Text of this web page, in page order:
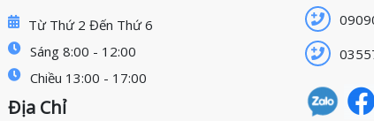
Từ Thứ 2 Đến Thứ 6
Sáng 8:00 - 12:00
Chiều 13:00 - 17:00
Địa Chỉ